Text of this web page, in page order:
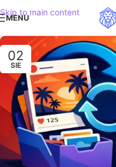
Skip to main content
MENU
02
SIE